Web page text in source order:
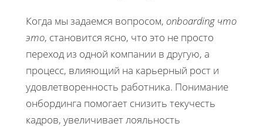
Когда мы задаемся вопросом, onboarding что
это, становится ясно, что это не просто
переход из одной компании в другую, а
процесс, влияющий на карьерный рост и
удовлетворенность работника. Понимание
онбординга помогает снизить текучесть
кадров, увеличивает лояльность